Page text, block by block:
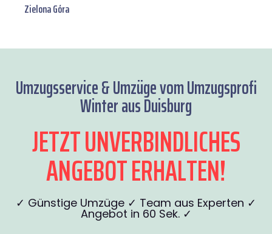
Zielona Góra
Umzugsservice & Umzüge vom Umzugsprofi
Winter aus Duisburg
JETZT UNVERBINDLICHES
ANGEBOT ERHALTEN!
✓ Günstige Umzüge ✓ Team aus Experten ✓
Angebot in 60 Sek. ✓